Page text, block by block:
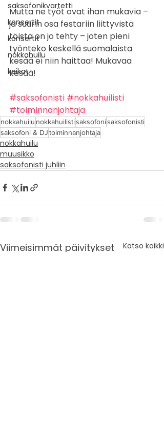
saksofonikvartetti
konsertit
konsertit
nokkahuilu
keikat
Mutta ne työt ovat ihan mukavia –
ja suurin osa festariin liittyvistä
töistä on jo tehty – joten pieni
työnteko keskellä suomalaista
kesää ei niin haittaa! Mukavaa
kesää!
#saksofonisti #nokkahuilisti
#toiminnanjohtaja
nokkahuilu nokkahuilistisaksofonisaksofonisti
saksofoni & DJtoiminnanjohtaja
nokkahuilu
muusikko
saksofonisti juhliin
Viimeisimmät päivitykset Katso kaikki